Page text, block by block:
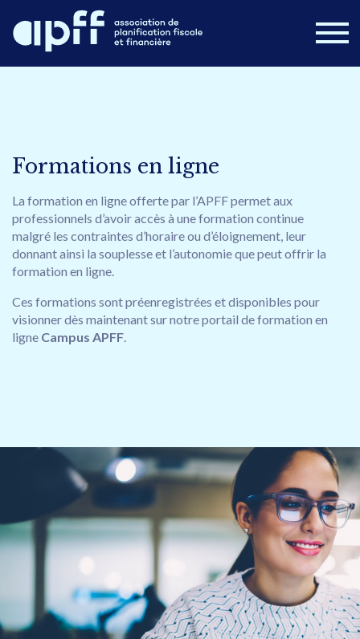
Cours en ligne
Publications
Postes disponibles Campus APFF
Congrès 2026
Nous joindre
Formations en ligne
La formation en ligne offerte par l’APFF permet aux
professionnels d’avoir accès à une formation continue
malgré les contraintes d’horaire ou d’éloignement, leur
donnant ainsi la souplesse et l’autonomie que peut offrir la
formation en ligne.
Ces formations sont préenregistrées et disponibles pour
visionner dès maintenant sur notre portail de formation en
ligne Campus APFF.